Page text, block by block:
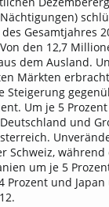
Gesamtjahres
den 12,7
dem Ausland.
Märkten
Steigerung
Um je 5
und
Schweiz,
um je 5
Prozent und